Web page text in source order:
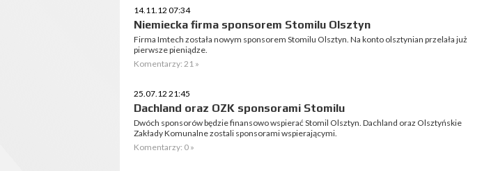
14.11.12 07:34
Niemiecka firma sponsorem Stomilu Olsztyn
Firma Imtech została nowym sponsorem Stomilu Olsztyn. Na konto olsztynian przelała już
pierwsze pieniądze.
Komentarzy: 21 »
25.07.12 21:45
Dachland oraz OZK sponsorami Stomilu
Dwóch sponsorów będzie finansowo wspierać Stomil Olsztyn. Dachland oraz Olsztyńskie
Zakłady Komunalne zostali sponsorami wspierającymi.
Komentarzy: 0 »